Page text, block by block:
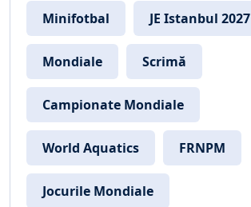
Minifotbal JE Istanbul 2027
Mondiale Scrimă
Campionate Mondiale
World Aquatics FRNPM
Jocurile Mondiale